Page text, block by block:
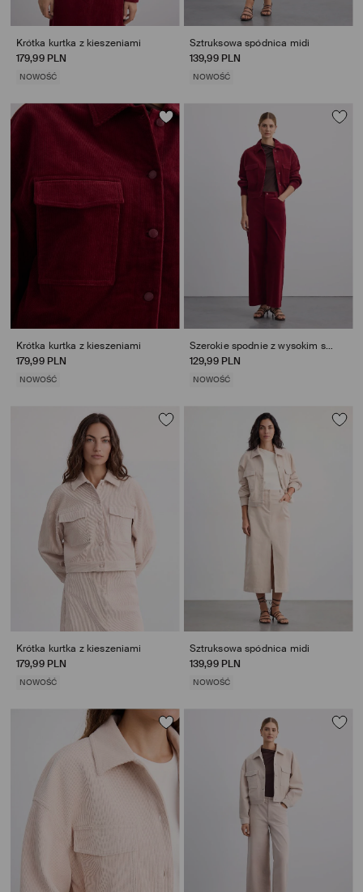
Krótka kurtka z kieszeniami
179,99 PLN
NOWOŚĆ
Sztruksowa spódnica midi
139,99 PLN
NOWOŚĆ
Krótka kurtka z kieszeniami
179,99 PLN
NOWOŚĆ
Szerokie spodnie z wysokim stanem
129,99 PLN
NOWOŚĆ
Krótka kurtka z kieszeniami
179,99 PLN
NOWOŚĆ
Sztruksowa spódnica midi
139,99 PLN
NOWOŚĆ